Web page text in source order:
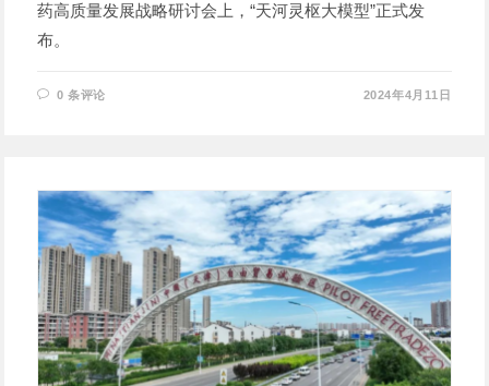
药高质量发展战略研讨会上，“天河灵枢大模型”正式发
布。
0 条评论 2024年4月11日